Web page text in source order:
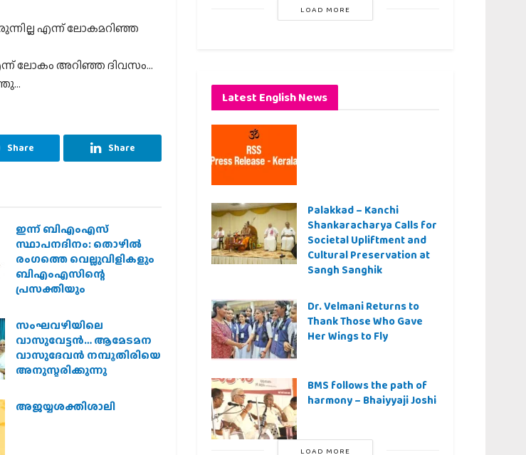
എന്ന് ലോകമറിഞ്ഞ
ലോകം അറിഞ്ഞ ദിവസം…
Share Share
ഇന്ന് ബിഎംഎസ്
സ്ഥാപനദിനം: തൊഴില്‍
രംഗത്തെ വെല്ലുവിളികളും
ബിഎംഎസിന്റെ
പ്രസക്തിയും
സംഘവഴിയിലെ
വാസുവേട്ടന്‍… ആമേടമന
വാസുദേവന്‍ നമ്പൂതിരിയെ
അനുസ്മരിക്കുന്നു
അജയ്യശക്തിശാലി
LOAD MORE
Latest English News
Palakkad – Kanchi
Shankaracharya Calls for
Societal Upliftment and
Cultural Preservation at
Sangh Sanghik
Dr. Velmani Returns to
Thank Those Who Gave
Her Wings to Fly
BMS follows the path of
harmony – Bhaiyyaji Joshi
LOAD MORE